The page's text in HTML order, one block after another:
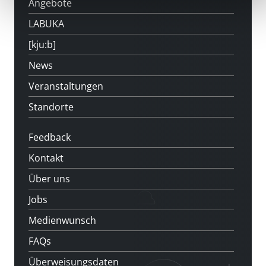
Angebote
LABUKA
[kju:b]
News
Veranstaltungen
Standorte
Feedback
Kontakt
Über uns
Jobs
Medienwunsch
FAQs
Überweisungsdaten